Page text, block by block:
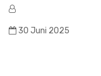
30 Juni 2025